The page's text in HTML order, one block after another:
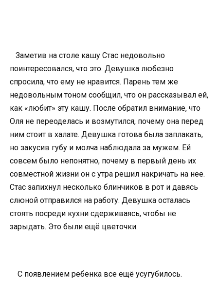
Заметив на столе кашу Стас недовольно
поинтересовался, что это. Девушка любезно
спросила, что ему не нравится. Парень тем же
недовольным тоном сообщил, что он рассказывал ей,
как «любит» эту кашу. После обратил внимание, что
Оля не переоделась и возмутился, почему она перед
ним стоит в халате. Девушка готова была заплакать,
но закусив губу и молча наблюдала за мужем. Ей
совсем было непонятно, почему в первый день их
совместной жизни он с утра решил накричать на нее.
Стас запихнул несколько блинчиков в рот и давясь
слюной отправился на работу. Девушка осталась
стоять посреди кухни сдерживаясь, чтобы не
зарыдать. Это были ещё цветочки.
С появлением ребенка все ещё усугубилось.